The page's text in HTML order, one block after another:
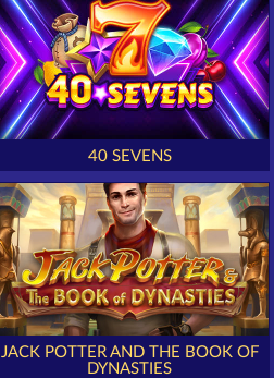
40 SEVENS
JACK POTTER AND THE BOOK OF
DYNASTIES